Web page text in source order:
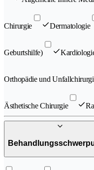
Chirurgie Dermatologie
Geburtshilfe)
Orthopädie und
Ästhetische Chirurgie